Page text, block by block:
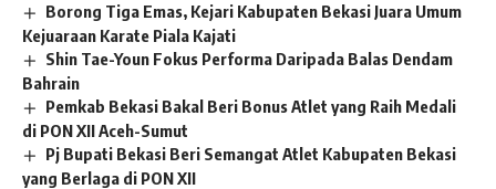
Borong Tiga Emas, Kejari Kabupaten Bekasi Juara Umum
Kejuaraan Karate Piala Kajati
Shin Tae-Youn Fokus Performa Daripada Balas Dendam
Bahrain
Pemkab Bekasi Bakal Beri Bonus Atlet yang Raih Medali
di PON XII Aceh-Sumut
Pj Bupati Bekasi Beri Semangat Atlet Kabupaten Bekasi
yang Berlaga di PON XII